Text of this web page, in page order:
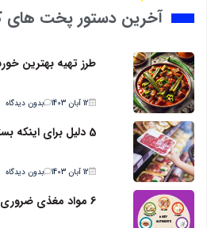
آخرین دستور پخت های
طرز تهیه بهترین
12 آبان 1403 بدون دیدگاه
5 دلیل برای اینکه بسته بندی گوشت مهم است
12 آبان 1403 بدون دیدگاه
6 مواد مغذی ضروری برای بدن چیست؟